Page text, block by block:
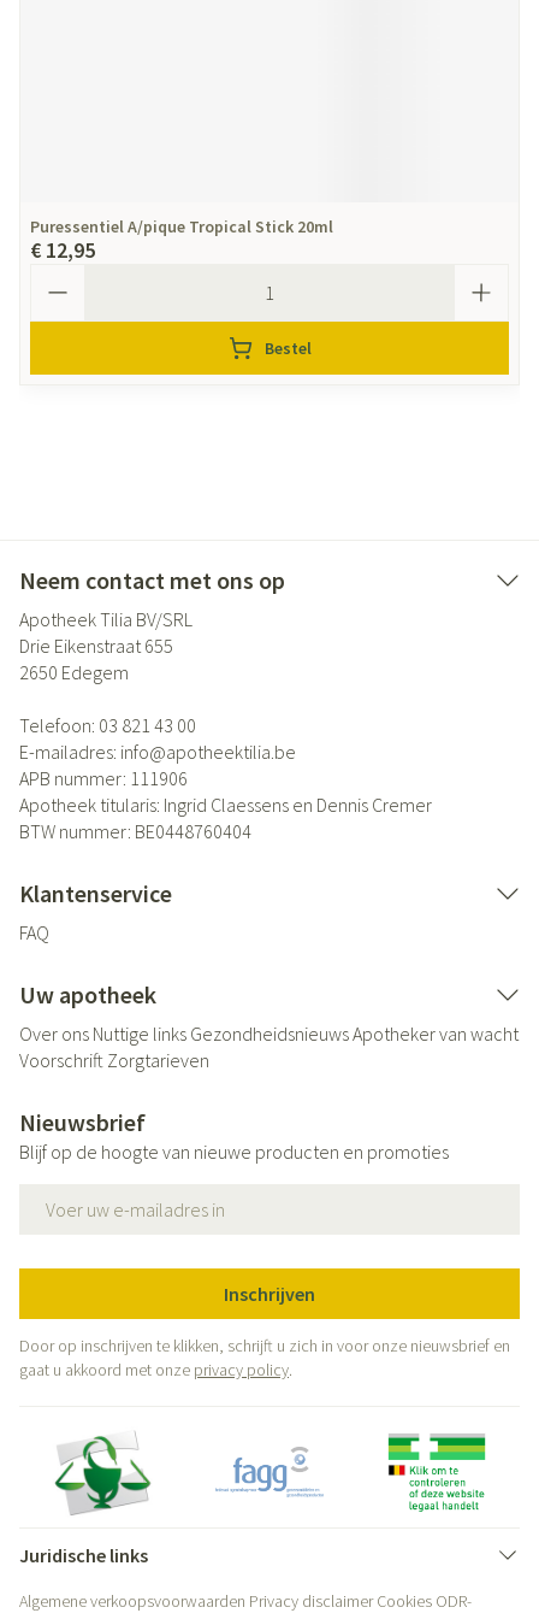
Puressentiel A/pique Tropical Stick 20ml
€ 12,95
Bestel
Neem contact met ons op
Apotheek Tilia BV/SRL
Drie Eikenstraat 655
2650 Edegem
Telefoon: 03 821 43 00
E-mailadres: info@apotheektilia.be
APB nummer: 111906
Apotheek titularis: Ingrid Claessens en Dennis Cremer
BTW nummer: BE0448760404
Klantenservice
FAQ
Uw apotheek
Over ons Nuttige links GezondheidsnieuwsApotheker van wacht
Voorschrift Zorgtarieven
Nieuwsbrief
Blijf op de hoogte van nieuwe producten en promoties
Inschrijven
Door op inschrijven te klikken, schrijft u zich in voor onze nieuwsbrief en
gaat u akkoord met onze privacy policy.
Juridische links
Algemene verkoopsvoorwaarden Privacy disclaimer Cookies ODR-